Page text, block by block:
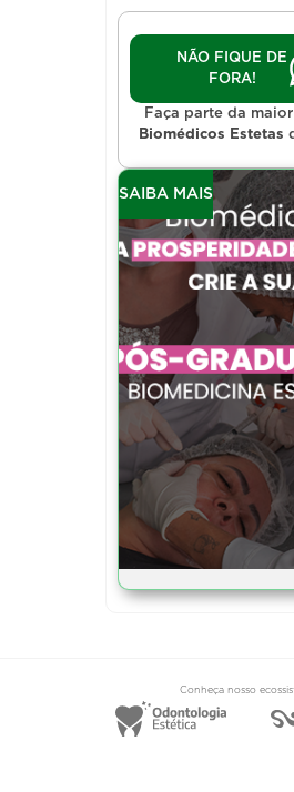
NÃO FIQUE DE
FORA!
Faça parte da
Biomédicos Estetas
SAIBA MAIS
Conheça nosso